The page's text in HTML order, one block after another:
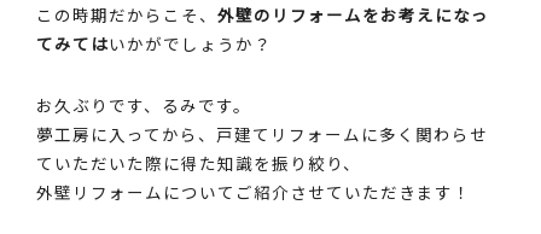
この時期だからこそ、外壁のリフォームをお考えになっ
てみてはいかがでしょうか？
お久ぶりです、るみです。
夢工房に入ってから、戸建てリフォームに多く関わらせ
ていただいた際に得た知識を振り絞り、
外壁リフォームについてご紹介させていただきます！